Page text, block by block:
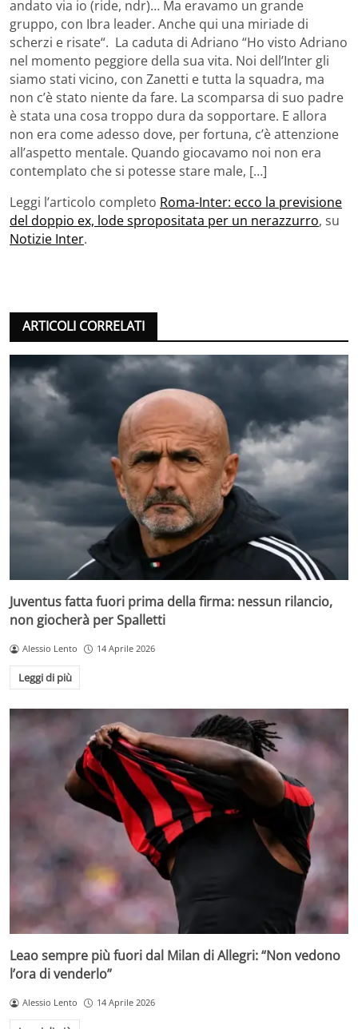
andato via io (ride, ndr)… Ma eravamo un grande
gruppo, con Ibra leader. Anche qui una miriade di
scherzi e risate“. La caduta di Adriano “Ho visto Adriano
nel momento peggiore della sua vita. Noi dell’Inter gli
siamo stati vicino, con Zanetti e tutta la squadra, ma
non c’è stato niente da fare. La scomparsa di suo padre
è stata una cosa troppo dura da sopportare. E allora
non era come adesso dove, per fortuna, c’è attenzione
all’aspetto mentale. Quando giocavamo noi non era
contemplato che si potesse stare male, […]
Leggi l’articolo completo Roma-Inter: ecco la previsione
del doppio ex, lode spropositata per un nerazzurro, su
Notizie Inter.
ARTICOLI CORRELATI
Juventus fatta fuori prima della firma: nessun rilancio,
non giocherà per Spalletti
Alessio Lento 14 Aprile 2026
Leggi di più
Leao sempre più fuori dal Milan di Allegri: “Non vedono
l’ora di venderlo”
Alessio Lento 14 Aprile 2026